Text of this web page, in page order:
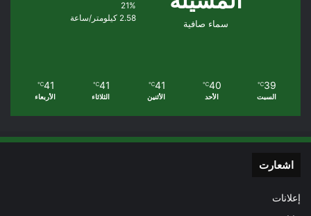
سماء صافية
21%
2.58 كيلومتر/ساعة
39
℃
السبت
40
℃
الأحد
41
℃
الأثنين
41
℃
الثلاثاء
41
℃
الأربعاء
اشعارت
إعلانات